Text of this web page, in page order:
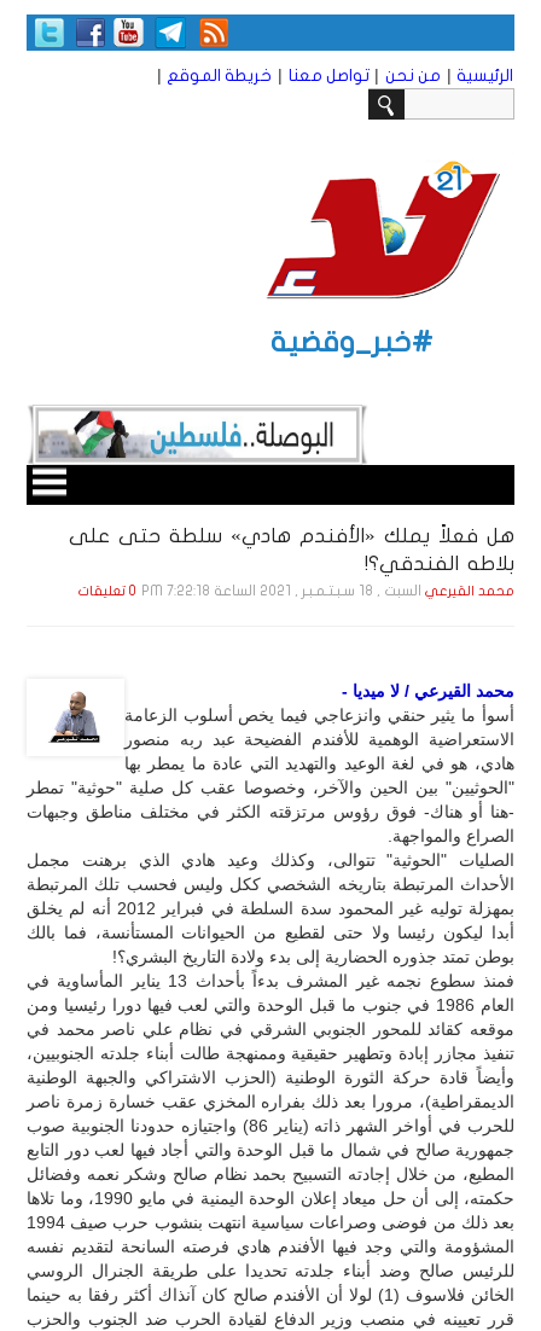
الرئيسية | من نحن | تواصل معنا | خريطة الموقع |
#خبر_وقضية
هل فعلاً يملك «الأفندم هادي» سلطة حتى على
بلاطه الفندقي؟!
محمد القيرعي السبت , 18 سـبـتـمـبـر , 2021 الساعة 7:22:18 PM 0 تعليقات
محمد القيرعي / لا ميديا -
أسوأ ما يثير حنقي وانزعاجي فيما يخص أسلوب الزعامة
الاستعراضية الوهمية للأفندم الفضيحة عبد ربه منصور
هادي، هو في لغة الوعيد والتهديد التي عادة ما يمطر بها
"الحوثيين" بين الحين والآخر، وخصوصا عقب كل صلية "حوثية" تمطر
-هنا أو هناك- فوق رؤوس مرتزقته الكثر في مختلف مناطق وجبهات
الصراع والمواجهة.
الصليات "الحوثية" تتوالى، وكذلك وعيد هادي الذي برهنت مجمل
الأحداث المرتبطة بتاريخه الشخصي ككل وليس فحسب تلك المرتبطة
بمهزلة توليه غير المحمود سدة السلطة في فبراير 2012 أنه لم يخلق
أبدا ليكون رئيسا ولا حتى لقطيع من الحيوانات المستأنسة، فما بالك
بوطن تمتد جذوره الحضارية إلى بدء ولادة التاريخ البشري؟!
فمنذ سطوع نجمه غير المشرف بدءاً بأحداث 13 يناير المأساوية في
العام 1986 في جنوب ما قبل الوحدة والتي لعب فيها دورا رئيسيا ومن
موقعه كقائد للمحور الجنوبي الشرقي في نظام علي ناصر محمد في
تنفيذ مجازر إبادة وتطهير حقيقية وممنهجة طالت أبناء جلدته الجنوبيين،
وأيضاً قادة حركة الثورة الوطنية (الحزب الاشتراكي والجبهة الوطنية
الديمقراطية)، مرورا بعد ذلك بفراره المخزي عقب خسارة زمرة ناصر
للحرب في أواخر الشهر ذاته (يناير 86) واجتيازه حدودنا الجنوبية صوب
جمهورية صالح في شمال ما قبل الوحدة والتي أجاد فيها لعب دور التابع
المطيع، من خلال إجادته التسبيح بحمد نظام صالح وشكر نعمه وفضائل
حكمته، إلى أن حل ميعاد إعلان الوحدة اليمنية في مايو 1990، وما تلاها
بعد ذلك من فوضى وصراعات سياسية انتهت بنشوب حرب صيف 1994
المشؤومة والتي وجد فيها الأفندم هادي فرصته السانحة لتقديم نفسه
للرئيس صالح وضد أبناء جلدته تحديدا على طريقة الجنرال الروسي
الخائن فلاسوف (1) لولا أن الأفندم صالح كان آنذاك أكثر رفقا به حينما
قرر تعيينه في منصب وزير الدفاع لقيادة الحرب ضد الجنوب والحزب